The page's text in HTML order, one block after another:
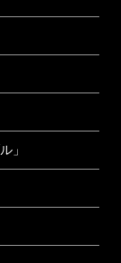
」